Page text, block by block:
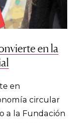
en la
en
circular
a la Fundación